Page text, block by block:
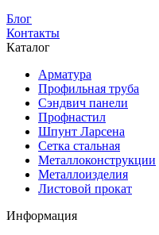
Блог
Контакты
Каталог
Арматура
Профильная труба
Сэндвич панели
Профнастил
Шпунт Ларсена
Сетка стальная
Металлоконструкции
Металлоизделия
Листовой прокат
Информация